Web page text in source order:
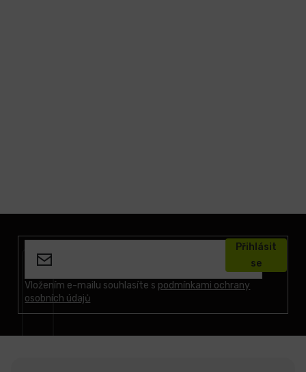
Vložením e-mailu souhlasíte s podmínkami ochrany
osobních údajů
Přihlásit
se